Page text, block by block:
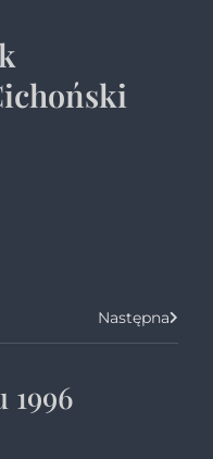
Następna
1996